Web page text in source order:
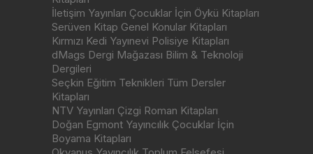
İletişim Yayınları Çocuklar İçin Öykü Kitapları
Serüven Kitap Genel Konular Kitapları
Kırmızı Kedi Yayınevi Polisiye Kitapları
dMags Dergi Mağazası Bilim & Teknoloji
Dergileri
Seçkin Eğitim Teknikleri Tüm Dersler
Kitapları
NTV Yayınları Çizgi Roman Kitapları
Doğan Egmont Yayıncılık Çocuklar İçin
Boyama Kitapları